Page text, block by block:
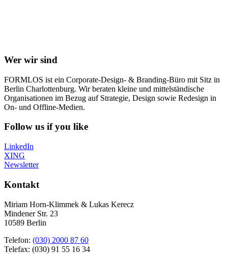
Wer wir sind
FORMLOS ist ein Corporate-Design- & Branding-Büro mit Sitz in
Berlin Charlottenburg. Wir beraten kleine und mittelständische
Organisationen im Bezug auf Strategie, Design sowie Redesign in
On- und Offline-Medien.
Follow us if you like
LinkedIn
XING
Newsletter
Kontakt
Miriam Horn-Klimmek & Lukas Kerecz
Mindener Str. 23
10589 Berlin
Telefon: (030) 2000 87 60
Telefax: (030) 91 55 16 34